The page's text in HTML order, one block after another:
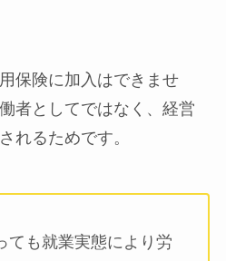
保険に加入はできませ
者としてではなく、経営
れるためです。
ても就業実態により労